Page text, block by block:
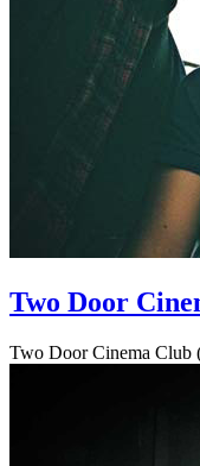
Two Door
Two Door Cinema Club